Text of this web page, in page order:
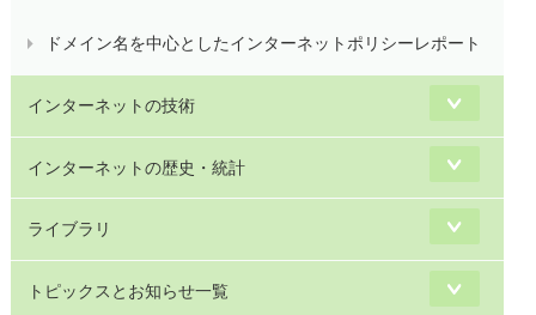
ドメイン名を中心としたインターネットポリシーレポート
インターネットの技術
インターネットの歴史・統計
ライブラリ
トピックスとお知らせ一覧